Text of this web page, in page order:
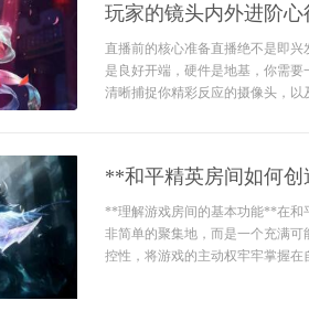
玩家的镜头内外进阶心
直播前的核心准备直播绝不是即
是良好开端，硬件是地基，你需
清晰捕捉你精彩反应的摄像头，以
**和平精英房间如何
**理解游戏房间的基本功能**在和
非简单的聚集地，而是一个充满
控性，将游戏的主动权牢牢掌握